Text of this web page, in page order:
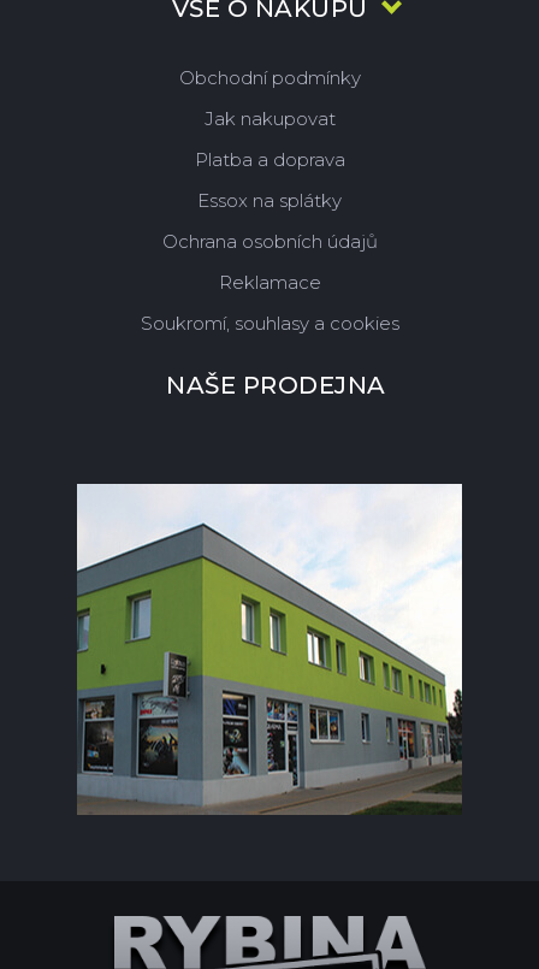
VŠE O NÁKUPU
Obchodní podmínky
Jak nakupovat
Platba a doprava
Essox na splátky
Ochrana osobních údajů
Reklamace
Soukromí, souhlasy a cookies
NAŠE PRODEJNA